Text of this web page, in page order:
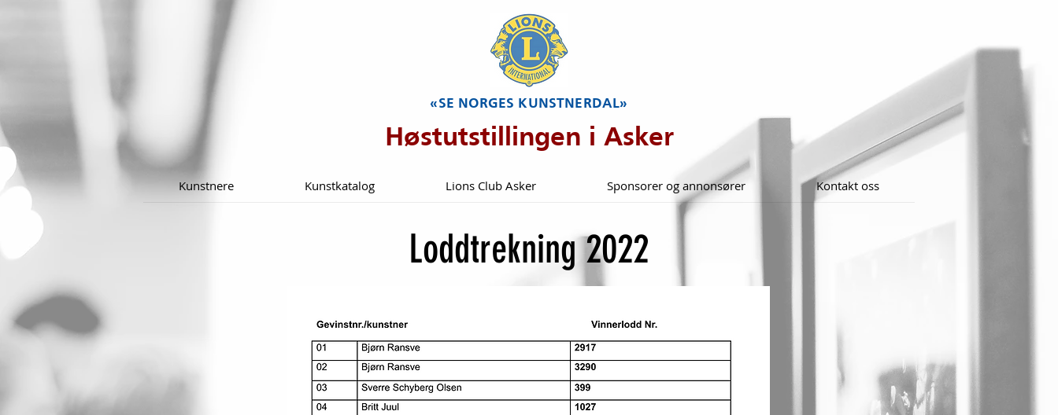
«SE NORGES KUNSTNERDAL»
Høstutstillingen i Asker
Loddtrekning 2022
Kunstnere Kunstkatalog Lions Club Asker Sponsorer og annonsører Kontakt oss